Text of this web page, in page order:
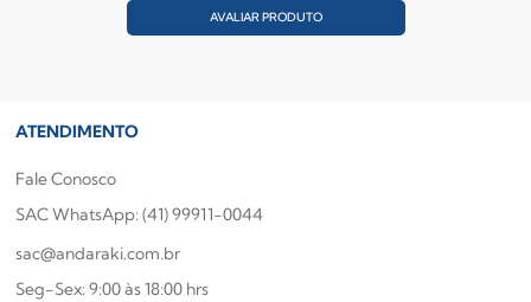
AVALIAR PRODUTO
ATENDIMENTO
Fale Conosco
SAC WhatsApp: (41) 99911-0044
sac@andaraki.com.br
Seg-Sex: 9:00 às 18:00 hrs